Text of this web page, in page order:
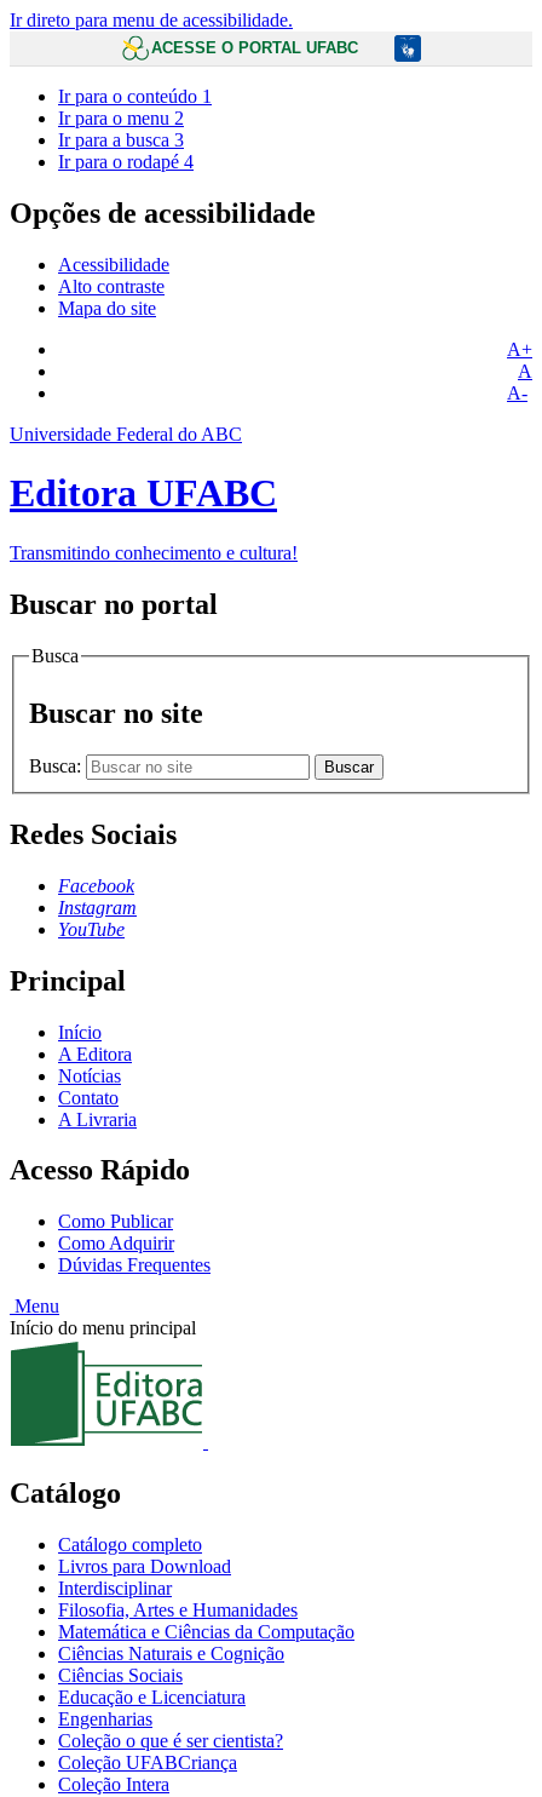
Ir direto para menu de acessibilidade.
ACESSE O PORTAL UFABC
Ir para o conteúdo 1
Ir para o menu 2
Ir para a busca 3
Ir para o rodapé 4
Opções de acessibilidade
Acessibilidade
Alto contraste
Mapa do site
A+
A
A-
Universidade Federal do ABC
Editora UFABC
Transmitindo conhecimento e cultura!
Buscar no portal
Busca
Buscar no site
Busca: Buscar
Redes Sociais
Facebook
Instagram
YouTube
Principal
Início
A Editora
Notícias
Contato
A Livraria
Acesso Rápido
Como Publicar
Como Adquirir
Dúvidas Frequentes
Menu
Início do menu principal
Catálogo
Catálogo completo
Livros para Download
Interdisciplinar
Filosofia, Artes e Humanidades
Matemática e Ciências da Computação
Ciências Naturais e Cognição
Ciências Sociais
Educação e Licenciatura
Engenharias
Coleção o que é ser cientista?
Coleção UFABCriança
Coleção Intera